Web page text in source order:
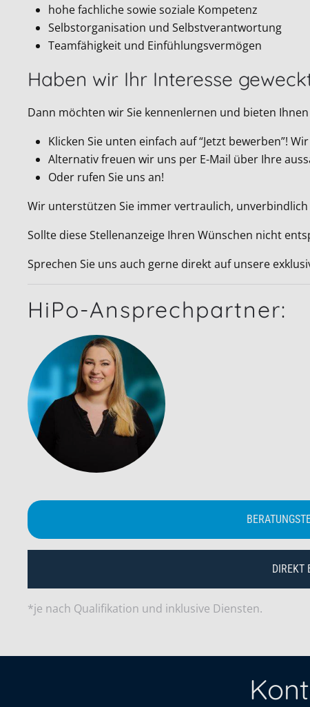
hohe fachliche sowie soziale Kompetenz
Selbstorganisation und Selbstverantwortung
Teamfähigkeit und Einfühlungsvermögen
Haben wir Ihr Interesse
Dann möchten wir Sie kennenlernen und bieten
Klicken Sie unten einfach auf “Jetzt bewerben”!
Alternativ freuen wir uns per E-Mail über Ihre
Oder rufen Sie uns an!
Wir unterstützen Sie immer vertraulich,
Sollte diese Stellenanzeige Ihren Wünschen nicht
Sprechen Sie uns auch gerne direkt auf unsere
HiPo-Ansprechpartner:
DIREKT
*je nach Qualifikation und inklusive Diensten.